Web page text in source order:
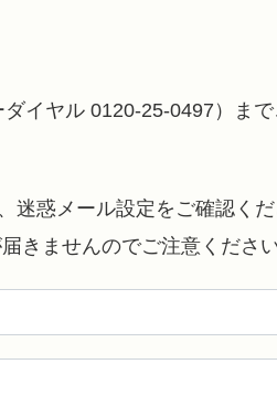
イヤル 0120-25-0497）まで
惑メール設定をご確認くだ
きませんのでご注意ください